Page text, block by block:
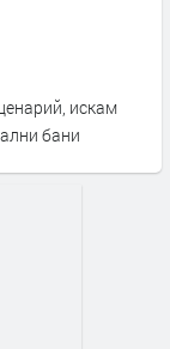
искам
бани